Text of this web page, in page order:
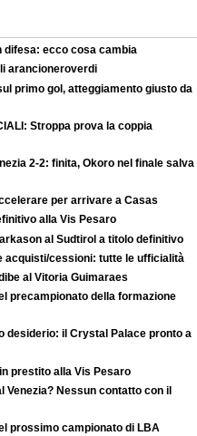
difesa: ecco cosa cambia
arancioneroverdi
primo gol, atteggiamento giusto da
Stroppa prova la coppia
2-2: finita, Okoro nel finale salva
per arrivare a Casas
alla Vis Pesaro
al Sudtirol a titolo definitivo
acquisti/cessioni: tutte le ufficialità
al Vitoria Guimaraes
precampionato della formazione
desiderio: il Crystal Palace pronto a
prestito alla Vis Pesaro
Venezia? Nessun contatto con il
prossimo campionato di LBA